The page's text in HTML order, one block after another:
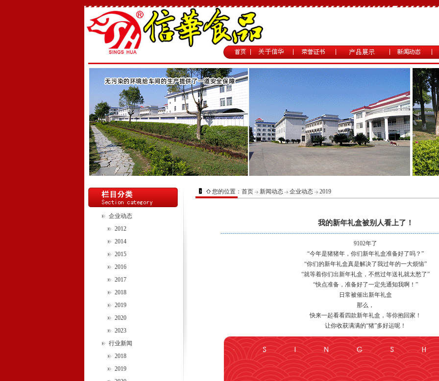
企业动态
2012
2014
2015
2016
2017
2018
2019
2020
2023
行业新闻
2018
2019
您的位置： 首页 新闻动态 企业动态 2019
我的新年礼盒被别人看上了！
9102年了
“今年是猪猪年，你们新年礼盒准备好了吗？”
“你们的新年礼盒真是解决了我过年的一大烦恼”
“就等着你们出新年礼盒，不然过年送礼就太愁了”
“快点准备，准备好了一定先通知我啊！”
日常被催出新年礼盒
那么，
快来一起看看四款新年礼盒，等你抱回家！
让你收获满满的“猪”多好运呢！